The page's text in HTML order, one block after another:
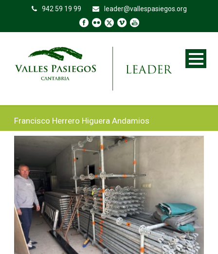
942 59 19 99 leader@vallespasiegos.org
Francisco Herrero Higuera Andamios